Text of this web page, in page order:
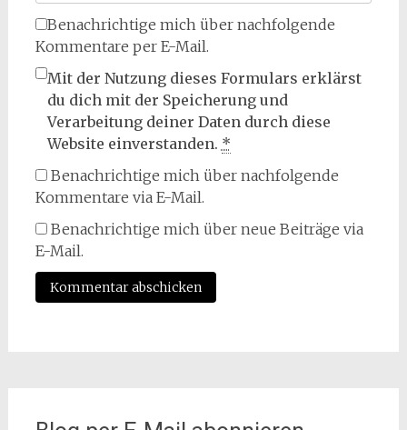
Benachrichtige mich über nachfolgende
Kommentare per E-Mail.
Mit der Nutzung dieses Formulars erklärst
du dich mit der Speicherung und
Verarbeitung deiner Daten durch diese
Website einverstanden. *
Benachrichtige mich über nachfolgende
Kommentare via E-Mail.
Benachrichtige mich über neue Beiträge via
E-Mail.